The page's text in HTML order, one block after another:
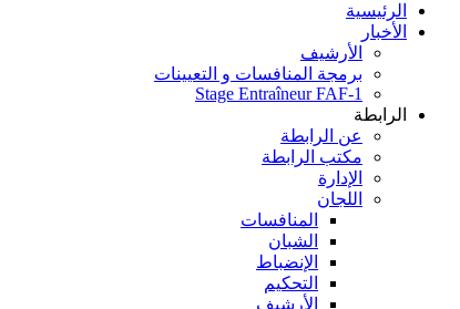
الرئيسية
الأخبار
الأرشيف
برمجة المنافسات و التعيينات
Stage Entraîneur FAF-1
الرابطة
عن الرابطة
مكتب الرابطة
الإدارة
اللجان
المنافسات
الشبان
الإنضباط
التحكيم
الأرشيف